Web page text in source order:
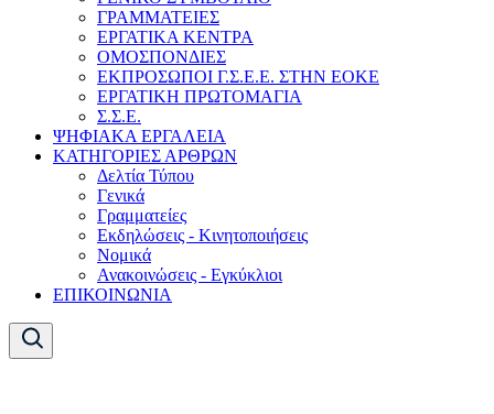
ΓΡΑΜΜΑΤΕΙΕΣ
ΕΡΓΑΤΙΚΑ ΚΕΝΤΡΑ
ΟΜΟΣΠΟΝΔΙΕΣ
ΕΚΠΡΟΣΩΠΟΙ Γ.Σ.Ε.Ε. ΣΤΗΝ ΕΟΚΕ
ΕΡΓΑΤΙΚΗ ΠΡΩΤΟΜΑΓΙΑ
Σ.Σ.Ε.
ΨΗΦΙΑΚΑ ΕΡΓΑΛΕΙΑ
ΚΑΤΗΓΟΡΙΕΣ ΑΡΘΡΩΝ
Δελτία Τύπου
Γενικά
Γραμματείες
Εκδηλώσεις - Κινητοποιήσεις
Νομικά
Ανακοινώσεις - Εγκύκλιοι
ΕΠΙΚΟΙΝΩΝΙΑ